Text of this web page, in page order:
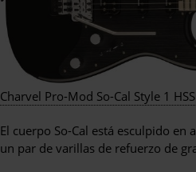
Charvel Pro-Mod So-Cal Style 1
El cuerpo So-Cal está esculpido
un par de varillas de refuerzo de